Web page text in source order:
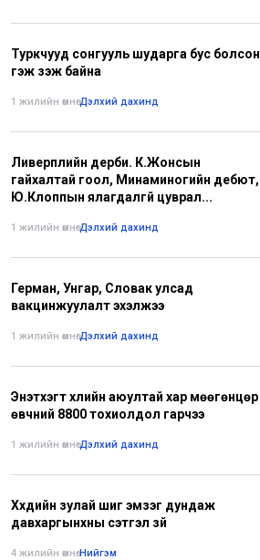
Туркчууд сонгууль шударга бус болсон
гэж үзэж байна
1 жилийн өмнө•Дэлхий дахинд
Ливерпүүлийн дерби. К.Жонсын
гайхалтай гоол, Минаминогийн дебют,
Ю.Клоппын ялагдалгүй цуврал...
1 жилийн өмнө•Дэлхий дахинд
Герман, Унгар, Словак улсад
вакцинжуулалт эхэлжээ
1 жилийн өмнө•Дэлхий дахинд
Энэтхэгт үхлийн аюултай хар мөөгөнцөр
өвчний 8800 тохиолдол гарчээ
1 жилийн өмнө•Дэлхий дахинд
Хүүхдийн зулай шиг эмзэг дундаж
давхаргынхны сэтгэл зүй
4 жилийн өмнө•Нийгэм